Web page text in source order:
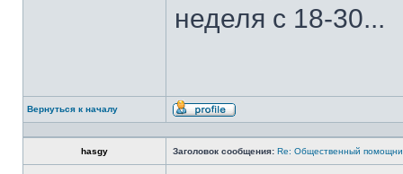
неделя с 18-30...
Вернуться к началу
Профиль
hasgy Заголовок сообщения: Re: Общественный